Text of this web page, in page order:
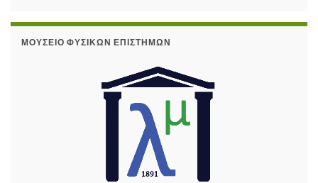
ΜΟΥΣΕΊΟ ΦΥΣΙΚΏΝ ΕΠΙΣΤΗΜΏΝ